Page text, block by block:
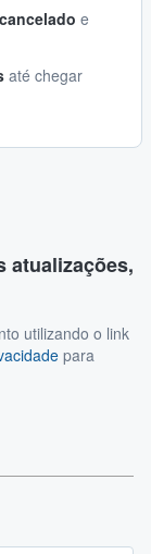
e
até chegar
atualizações,
utilizando o link
para